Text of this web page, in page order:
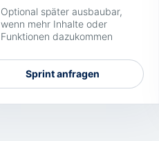
Optional später ausbaubar,
wenn mehr Inhalte oder
Funktionen dazukommen
Sprint anfragen